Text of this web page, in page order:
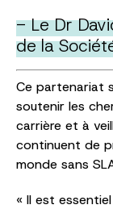
- Le Dr
de la
Ce partenariat
soutenir les
carrière et à
continuent de
monde sans
« Il est